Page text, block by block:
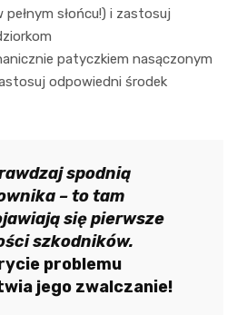
słońcu!) i zastosuj
patyczkiem nasączonym
odpowiedni środek
spodnią
– to tam
się pierwsze
szkodników.
problemu
jego zwalczanie!